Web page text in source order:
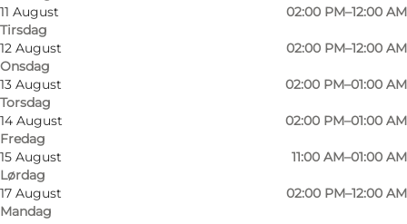
11 August
Tirsdag
02:00 PM–12:00 AM
12 August
Onsdag
02:00 PM–12:00 AM
13 August
Torsdag
02:00 PM–01:00 AM
14 August
Fredag
02:00 PM–01:00 AM
15 August
Lørdag
11:00 AM–01:00 AM
17 August
Mandag
02:00 PM–12:00 AM